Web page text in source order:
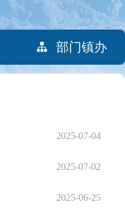
部门镇办
2025-07-04
2025-07-02
2025-06-25